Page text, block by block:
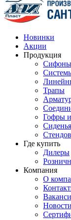
Новинки
Акции
Продукция
Сифоны
Трапы
Гофры
Где купить
Дилеры
Компания
О
Новости